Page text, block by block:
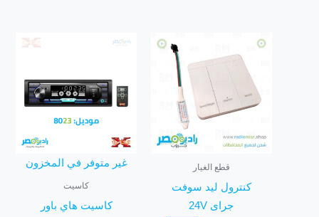
قطع الغيار
كنترول ليد سوفت
جراى 24V
غير متوفر في المخزون
كاسيت
كاسيت هاي باور